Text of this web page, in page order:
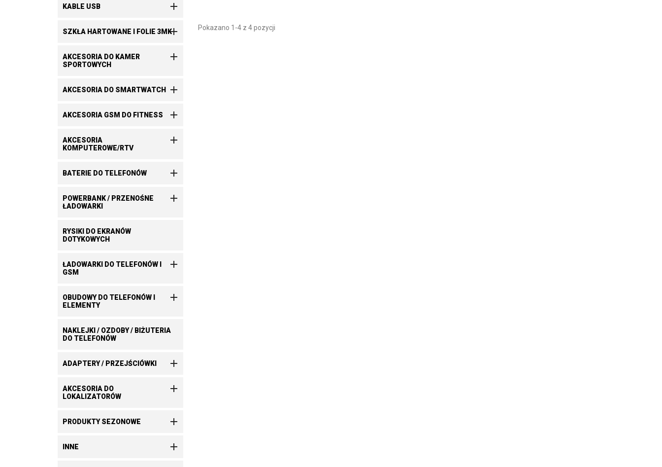
KABLE USB 
SZKŁA HARTOWANE I FOLIE 3MK
AKCESORIA DO KAMER
SPORTOWYCH

AKCESORIA DO SMARTWATCH 
AKCESORIA GSM DO FITNESS 
AKCESORIA
KOMPUTEROWE/RTV

BATERIE DO TELEFONÓW 
POWERBANK / PRZENOŚNE
ŁADOWARKI

RYSIKI DO EKRANÓW
DOTYKOWYCH
ŁADOWARKI DO TELEFONÓW I
GSM

OBUDOWY DO TELEFONÓW I
ELEMENTY

NAKLEJKI / OZDOBY / BIŻUTERIA
DO TELEFONÓW
ADAPTERY / PRZEJŚCIÓWKI 
AKCESORIA DO
LOKALIZATORÓW

PRODUKTY SEZONOWE 
INNE 
Pokazano 1-4 z 4 pozycji